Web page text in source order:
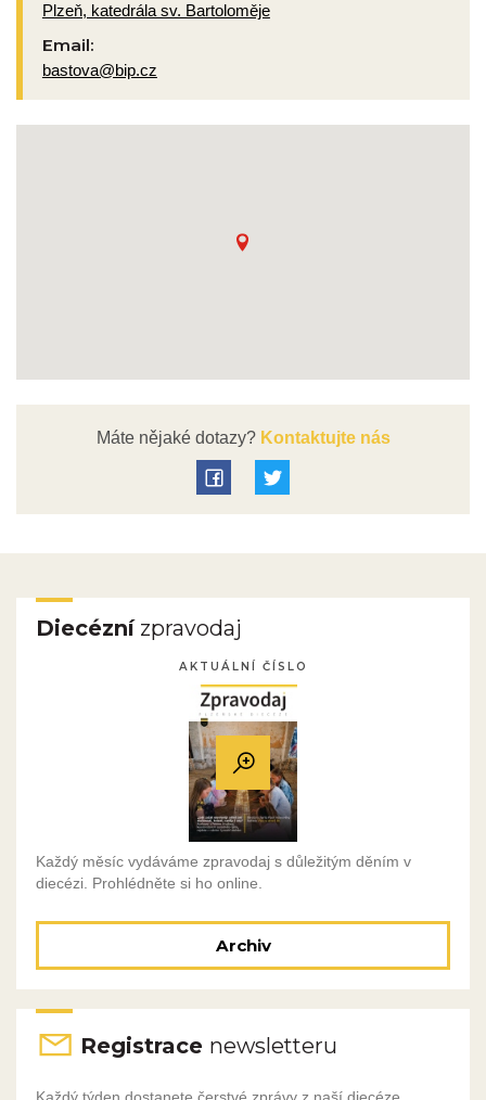
Plzeň, katedrála sv. Bartoloměje
Email:
bastova@bip.cz
Máte nějaké dotazy?Kontaktujte nás
Diecéznízpravodaj
AKTUÁLNÍ ČÍSLO
Každý měsíc vydáváme zpravodaj s důležitým děním v
diecézi. Prohlédněte si ho online.
Archiv
Registrace newsletteru
Každý týden dostanete čerstvé zprávy z naší diecéze.